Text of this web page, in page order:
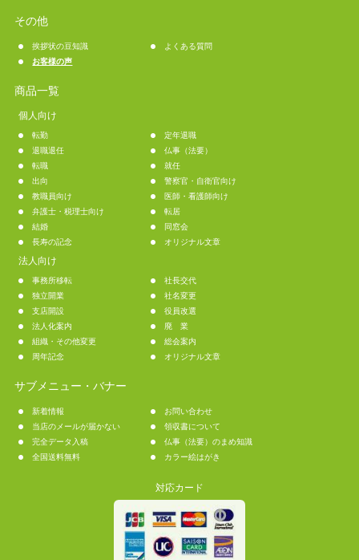
その他
挨拶状の豆知識
よくある質問
お客様の声
商品一覧
個人向け
転勤
定年退職
退職退任
仏事（法要）
転職
就任
出向
警察官・自衛官向け
教職員向け
医師・看護師向け
弁護士・税理士向け
転居
結婚
同窓会
長寿の記念
オリジナル文章
法人向け
事務所移転
社長交代
独立開業
社名変更
支店開設
役員改選
法人化案内
廃 業
組織・その他変更
総会案内
周年記念
オリジナル文章
サブメニュー・バナー
新着情報
お問い合わせ
当店のメールが届かない
領収書について
完全データ入稿
仏事（法要）のまめ知識
全国送料無料
カラー絵はがき
対応カード